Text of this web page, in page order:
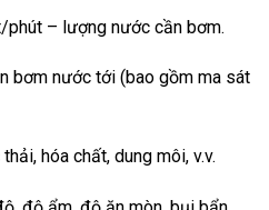
phút – lượng nước cần bơm.
bơm nước tới (bao gồm ma sát
hóa chất, dung môi, v.v.